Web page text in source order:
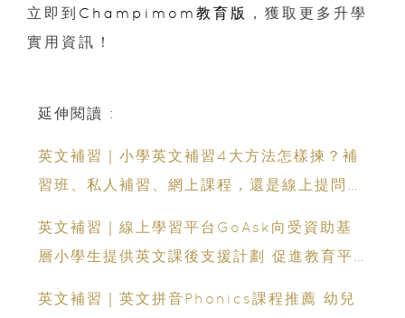
立即到 Champimom教育版
，獲取更多升學
實用資訊！
延伸閱讀 :
英文補習｜小學英文補習4大方法怎樣揀？補
習班、私人補習、網上課程，還是線上提問學
英文補習｜線上學習平台GoAsk向受資助基
層小學生提供英文課後支援計劃 促進教育平
英文補習｜英文拼音Phonics課程推薦 幼兒